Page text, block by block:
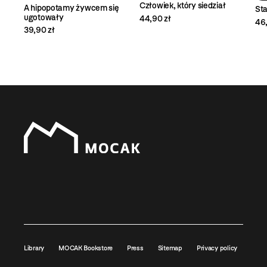
A hipopotamy żywcem się
ugotowały
39,90 zł
Człowiek, który siedział
44,90 zł
Library MOCAK Bookstore Press Sitemap Privacy policy